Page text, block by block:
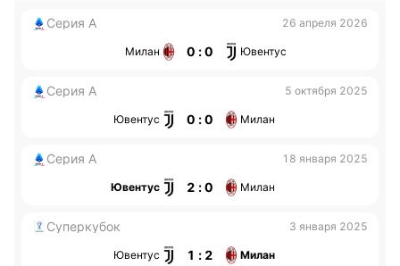
Серия А 26 апреля 2026
Милан 0 : 0 Ювентус
Серия А 5 октября 2025
Ювентус 0 : 0 Милан
Серия А 18 января 2025
Ювентус 2 : 0 Милан
Суперкубок 3 января 2025
Ювентус 1 : 2 Милан